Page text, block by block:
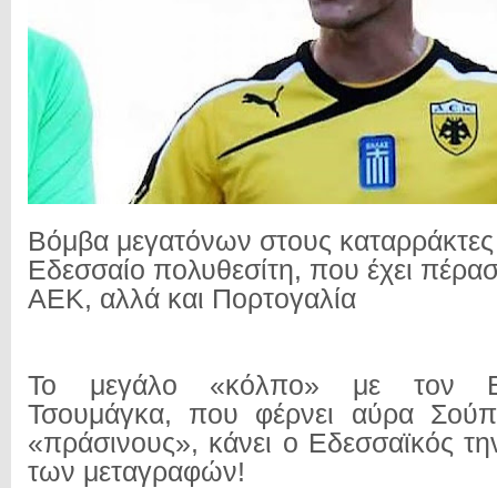
Βόμβα μεγατόνων στους καταρράκτες
Εδεσσαίο πολυθεσίτη, που έχει
ΑΕΚ, αλλά και Πορτογαλία
Το μεγάλο «κόλπο» με τον
Τσουμάγκα, που φέρνει αύρα
«πράσινους», κάνει ο Εδεσσαϊκός
των μεταγραφών!